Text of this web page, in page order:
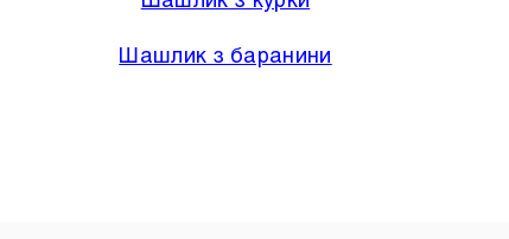
Шашлик з баранини